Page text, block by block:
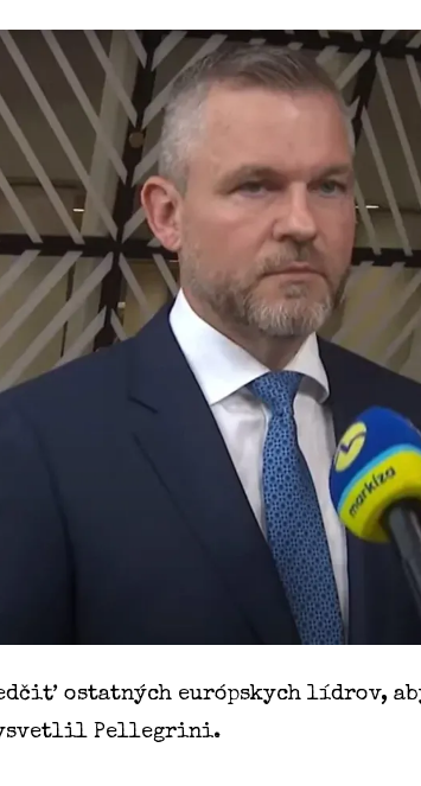
ostatných európskych lídrov,
Pellegrini.